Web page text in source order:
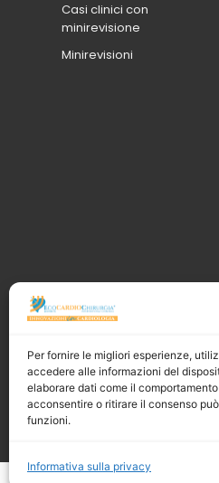
Per fornire le migliori esperienze,
accedere alle informazioni del
elaborare dati come il
acconsentire o ritirare il consenso
funzioni.
Informativa sulla privacy
Casi clinici con
minirevisione
Minirevisioni